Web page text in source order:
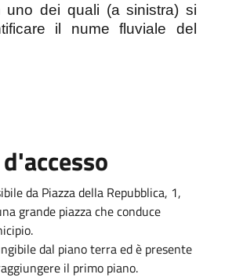
uno dei quali (a sinistra) si
il nume fluviale del
da Piazza della Repubblica, 1,
grande piazza che conduce
dal piano terra ed è presente
il primo piano.